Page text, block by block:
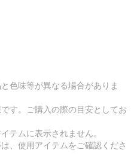
色味等が異なる場合がありま
す。ご購入の際の目安としてお
テムに表示されません。
、使用アイテムをご確認くださ